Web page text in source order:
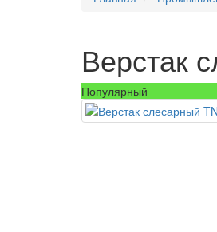
Верстак
Популярный